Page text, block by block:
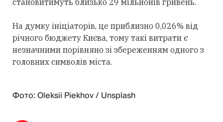
На думку ініціаторів, це приблизно 0,026% від
річного бюджету Києва, тому такі витрати є
незначними порівняно зі збереженням одного з
головних символів міста.
Фото: Oleksii Piekhov / Unsplash